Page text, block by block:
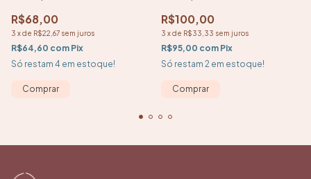
R$68,00
3 xde R$22,67 sem juros
R$64,60 com Pix
Só restam 4 em estoque!
Comprar
R$100,00
3 xde R$33,33 sem juros
R$95,00 com Pix
Só restam 2 em estoque!
Comprar